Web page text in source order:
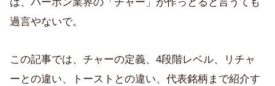
過言やないで。
この記事では、チャーの定義、4段階レベル、リチャ
ーとの違い、トーストとの違い、代表銘柄まで紹介す